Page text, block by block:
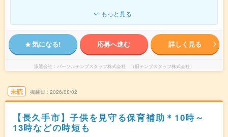
もっと見る
気になる! 応募へ進む 詳しく見る
派遣会社 パーソルテンプスタッフ株式会社 （旧テンプスタッフ株式会社）
未読 掲載日 2026/08/02
【長久手市】子供を見守る保育補助＊10時～
13時などの時短も